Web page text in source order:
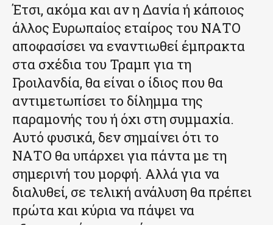
Έτσι, ακόμα και αν η Δανία ή κάποιος
άλλος Ευρωπαίος εταίρος του ΝΑΤΟ
αποφασίσει να εναντιωθεί έμπρακτα
στα σχέδια του Τραμπ για τη
Γροιλανδία, θα είναι ο ίδιος που θα
αντιμετωπίσει το δίλημμα της
παραμονής του ή όχι στη συμμαχία.
Αυτό φυσικά, δεν σημαίνει ότι το
ΝΑΤΟ θα υπάρχει για πάντα με τη
σημερινή του μορφή. Αλλά για να
διαλυθεί, σε τελική ανάλυση θα πρέπει
πρώτα και κύρια να πάψει να